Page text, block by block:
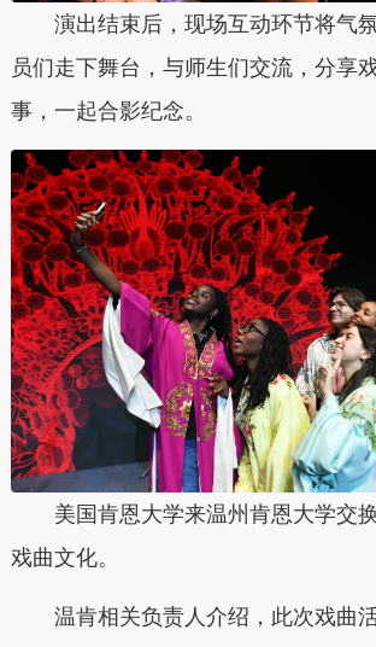
演出结束后，现场互动环节将气
员们走下舞台，与师生们交流，分享
事，一起合影纪念。
美国肯恩大学来温州肯恩大学交
戏曲文化。
温肯相关负责人介绍，此次戏曲